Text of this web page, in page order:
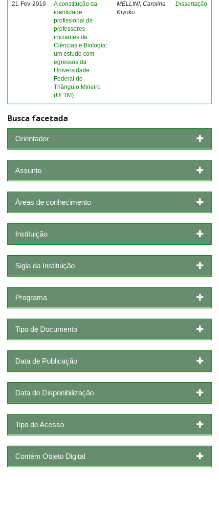
21-Fev-2019
A constitução da
identidade
profissional de
professores
iniciantes de
Ciências e Biologia:
um estudo com
egressos da
Universidade
Federal do
Triângulo Mineiro
(UFTM)
MELLINI, Carolina
Kiyoko
Dissertação
Busca facetada
Orientador
Assunto
Áreas de conhecimento
Instituição
Sigla da Instituição
Programa
Tipo de Documento
Data de Publicação
Data de Disponibilização
Tipo de Acesso
Contém Objeto Digital